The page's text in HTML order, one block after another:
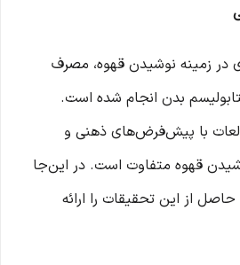
در زمینه نوشیدن قهوه، مصرف
بدن انجام شده است.
با پیش‌فرض‌های ذهنی و
قهوه متفاوت است. در این‌جا
از این تحقیقات را ارائه